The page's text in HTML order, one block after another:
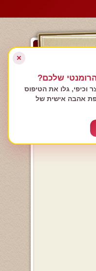
עכשיו
התחבר